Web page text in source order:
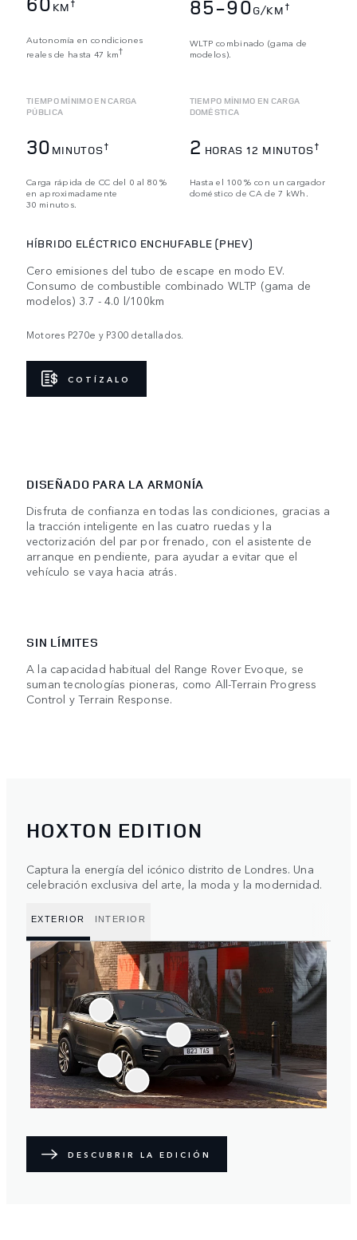
KM †
Autonomía en condiciones
reales de hasta 47 km†
85-90G/KM †
WLTP combinado (gama de
modelos).
TIEMPO MÍNIMO EN CARGA
PÚBLICA
30 MINUTOS†
Carga rápida de CC del 0 al 80 %
en aproximadamente
30 minutos.
TIEMPO MÍNIMO EN CARGA
DOMÉSTICA
2 HORAS 12 MINUTOS†
Hasta el 100 % con un cargador
doméstico de CA de 7 kWh.
HÍBRIDO ELÉCTRICO ENCHUFABLE (PHEV)
Cero emisiones del tubo de escape en modo EV.
Consumo de combustible combinado WLTP (gama de
modelos) 3.7 - 4.0 l/100km
Motores P270e y P300 detallados.
COTÍZALO
DISEÑADO PARA LA ARMONÍA
Disfruta de confianza en todas las condiciones, gracias a
la tracción inteligente en las cuatro ruedas y la
vectorización del par por frenado, con el asistente de
arranque en pendiente, para ayudar a evitar que el
vehículo se vaya hacia atrás.
SIN LÍMITES
A la capacidad habitual del Range Rover Evoque, se
suman tecnologías pioneras, como All-Terrain Progress
Control y Terrain Response.
HOXTON EDITION
Captura la energía del icónico distrito de Londres. Una
celebración exclusiva del arte, la moda y la modernidad.
EXTERIOR INTERIOR
DESCUBRIR LA EDICIÓN